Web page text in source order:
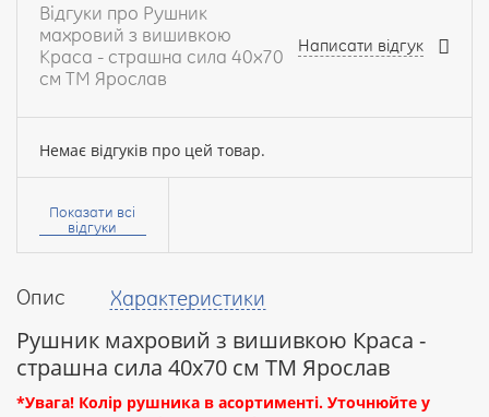
Опис Характеристики
Рушник махровий з вишивкою Краса -
страшна сила 40х70 см ТМ Ярослав
*Увага! Колір рушника в асортименті. Уточнюйте у
Відгуки про Рушник
махровий з вишивкою
Краса - страшна сила 40х70
см ТМ Ярослав
Написати відгук
Немає відгуків про цей товар.
Ваше
Ваш
Показати всі
відгуки